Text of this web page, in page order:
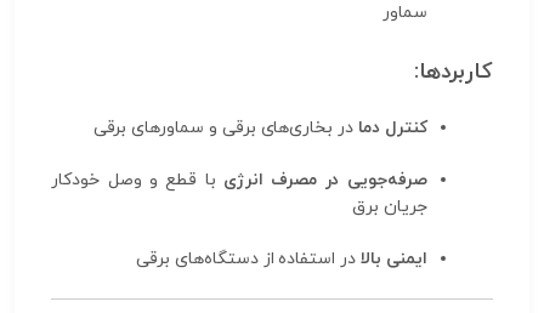
سماور
کاربردها:
کنترل دما در بخاری‌های برقی و سماورهای برقی
صرفه‌جویی در مصرف انرژی با قطع و وصل خودکار
جریان برق
ایمنی بالا در استفاده از دستگاه‌های برقی